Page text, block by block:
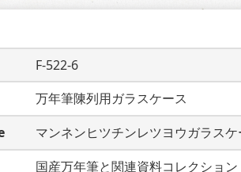
F-522-6
万年筆陳列用ガラスケース
マンネンヒツチンレツヨウガラスケ
国産万年筆と関連資料コレクション